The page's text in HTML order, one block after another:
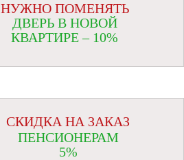
НУЖНО ПОМЕНЯТЬ
ДВЕРЬ В НОВОЙ
КВАРТИРЕ – 10%
СКИДКА НА ЗАКАЗ
ПЕНСИОНЕРАМ
5%